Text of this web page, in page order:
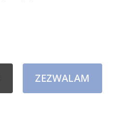
przyciągają wzrok.
Seria jest dostępna
ZEZWALAM